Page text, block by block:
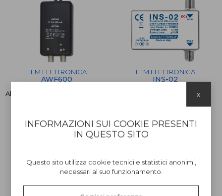
LEM ELETTRONICA
AWF600
Alimentatore switching Ingresso
€ 19,00
LEM ELETTRONICA
INS-02
Inseritore di corrente.
€ 11,00
INFORMAZIONI SUI COOKIE PRESENTI
IN QUESTO SITO
Questo sito utilizza cookie tecnici e statistici anonimi,
necessari al suo funzionamento.
x